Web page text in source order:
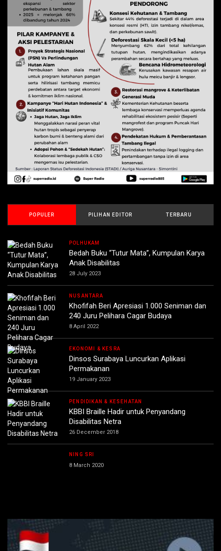
POPULER PILIHAN EDITOR TERBARU
POLHUKAM
Bedah Buku “Tutur Mata”, Kumpulan Karya
Anak Disabilitas
28 July 2023
NUSANTARA
Khofifah Beri Apresiasi 1.000 Seniman dan
240 Juru Pelihara Cagar Budaya
8 April 2022
EKONOMI & KESRA
Dinsos Surabaya Luncurkan Aplikasi
Permakanan
19 January 2023
PENDIDIKAN & KESEHATAN
KBBI Braille Hadir untuk Penyandang
Disabilitas Netra
26 December 2018
NING SRI
8 March 2020